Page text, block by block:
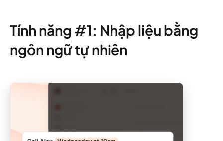
Tính năng #1: Nhập liệu bằng
ngôn ngữ tự nhiên